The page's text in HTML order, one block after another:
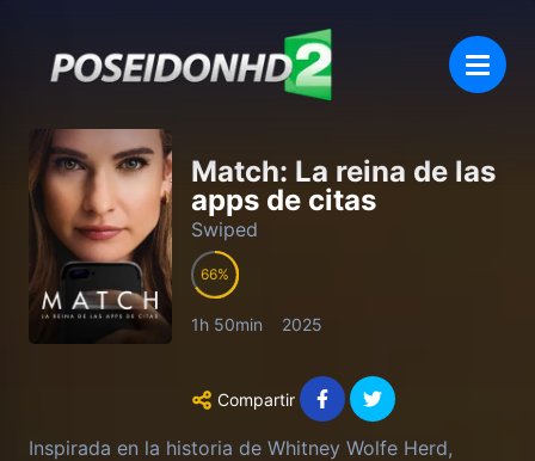
Match: La reina de las
apps de citas
Swiped
66
1h 50min 2025
Compartir
Inspirada en la historia de Whitney Wolfe Herd,